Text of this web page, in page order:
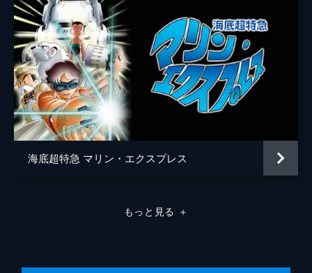
海底超特急 マリン・エクスプレス
もっと見る ＋